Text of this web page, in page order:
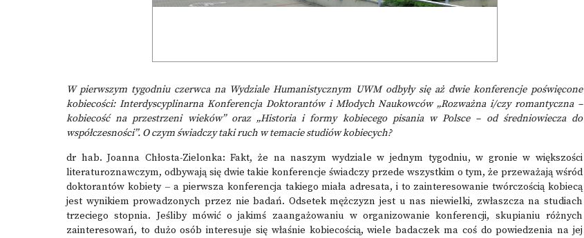
W pierwszym tygodniu czerwca na Wydziale Humanistycznym UWM odbyły się aż dwie konferencje poświęcone
kobiecości: Interdyscyplinarna Konferencja Doktorantów i Młodych Naukowców „Rozważna i/czy romantyczna –
kobiecość na przestrzeni wieków”oraz„Historia i formy kobiecego pisania w Polsce – od średniowiecza do
współczesności”. O czym świadczy taki ruch w temacie studiów kobiecych?
dr hab. Joanna Chłosta-Zielonka: Fakt, że na naszym wydziale w jednym tygodniu, w gronie w większości
literaturoznawczym, odbywają się dwie takie konferencje świadczy przede wszystkim o tym, że przeważają wśród
doktorantów kobiety – a pierwsza konferencja takiego miała adresata, i to zainteresowanie twórczością kobiecą
jest wynikiem prowadzonych przez nie badań. Odsetek mężczyzn jest u nas niewielki, zwłaszcza na studiach
trzeciego stopnia. Jeśliby mówić o jakimś zaangażowaniu w organizowanie konferencji, skupianiu różnych
zainteresowań, to dużo osób interesuje się właśnie kobiecością, wiele badaczek ma coś do powiedzenia na jej